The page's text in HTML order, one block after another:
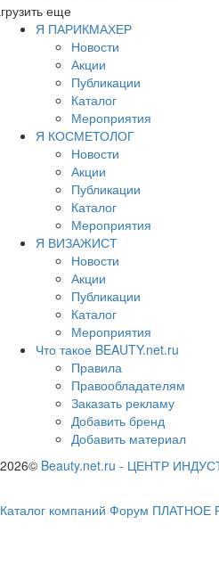
еще
Я ПАРИКМАХЕР
Новости
Акции
Публикации
Каталог
Мероприятия
Я КОСМЕТОЛОГ
Новости
Акции
Публикации
Каталог
Мероприятия
Я ВИЗАЖИСТ
Новости
Акции
Публикации
Каталог
Мероприятия
Что такое BEAUTY.net.ru
Правила
Правообладателям
Заказать рекламу
Добавить бренд
Добавить материал
2026© Beauty.net.ru - ЦЕНТР
Каталог компаний Форум ПЛАТНОЕ